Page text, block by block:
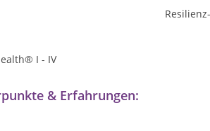
I - IV
& Erfahrungen: